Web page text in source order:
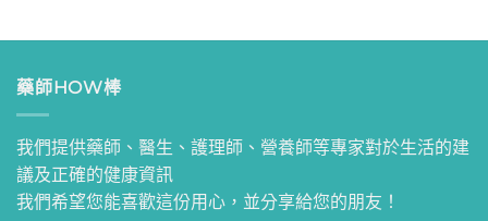
藥師HOW棒
我們提供藥師、醫生、護理師、營養師等專家對於生活的建
議及正確的健康資訊
我們希望您能喜歡這份用心，並分享給您的朋友！